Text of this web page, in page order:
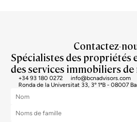
Contactez-
Spécialistes des propriétés
des services immobiliers de
+34 93 180 0272
info@bcnadvisors.com
Ronda de la Universitat 33, 3º 1ªB - 08007